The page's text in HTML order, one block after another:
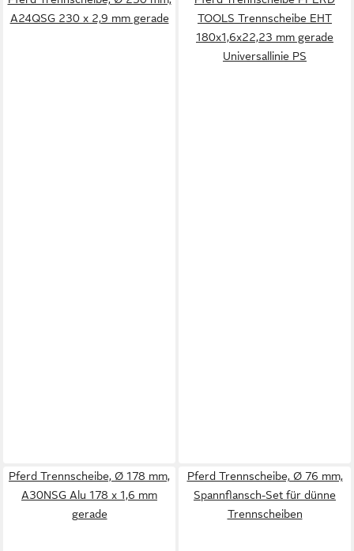
A24QSG 230 x 2,9 mm gerade
TOOLS Trennscheibe EHT
180x1,6x22,23 mm gerade
Universallinie PS
Pferd Trennscheibe, Ø 178 mm,
A30NSG Alu 178 x 1,6 mm
gerade
Pferd Trennscheibe, Ø 76 mm,
Spannflansch-Set für dünne
Trennscheiben